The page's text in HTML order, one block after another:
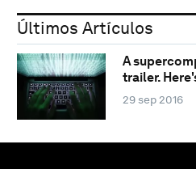
Últimos Artículos
A
trailer.
29 sep 2016